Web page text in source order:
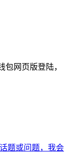
网页版登陆，
题或问题，我会